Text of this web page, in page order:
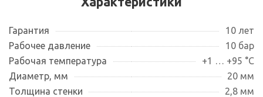
Гарантия
10 лет
Рабочее давление
10 бар
Рабочая температура
+1 … +95 °С
Диаметр, мм
20 мм
Толщина стенки
2,8 мм